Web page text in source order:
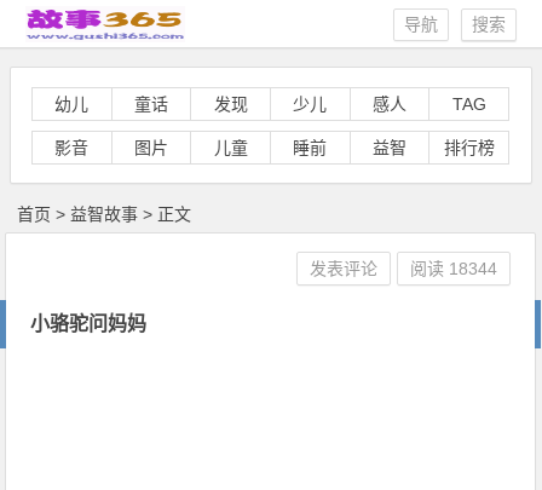
搜索
导航
幼儿 童话 发现 少儿 感人 TAG
影音 图片 儿童 睡前 益智 排行榜
首页 > 益智故事 > 正文
小骆驼问妈妈
发表评论 阅读 18344